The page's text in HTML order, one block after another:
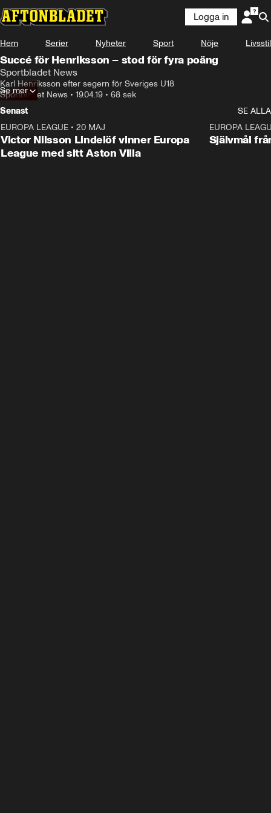
Logga in
Hem Serier Nyheter Sport Nöje Livsstil
Succé för Henriksson – stod för fyra poäng
Sportbladet News
Karl Henriksson efter segern för Sveriges U18
Sportbladet News • 19.04.19 • 68 sek
Se mer
Senast
SE ALLA
EUROPA LEAGUE • 20 MAJ
Victor Nilsson Lindelöf vinner Europa
League med sitt Aston Villa
EUROPA
Självmål